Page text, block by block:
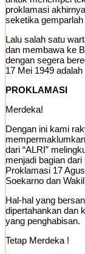
proklamasi
seketika
Lalu salah satu
dan membawa ke
dengan segera
17 Mei 1949
PROKLAMASI
Merdeka!
Dengan ini kami
dari “ALRI”
menjadi bagian
Proklamasi 17
Soekarno dan
Hal-hal yang
dipertahankan dan
yang penghabisan.
Tetap Merdeka !